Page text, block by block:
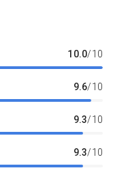
10.0/10
9.6/10
9.3/10
9.3/10